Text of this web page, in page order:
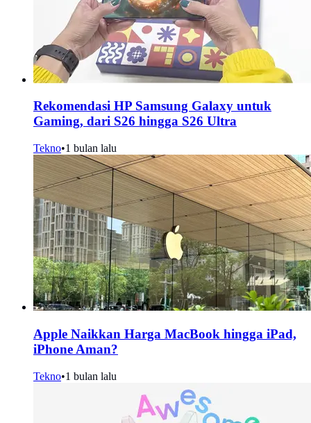
Rekomendasi HP Samsung Galaxy untuk
Gaming, dari S26 hingga S26 Ultra
Tekno•1 bulan lalu
Apple Naikkan Harga MacBook hingga iPad,
iPhone Aman?
Tekno•1 bulan lalu